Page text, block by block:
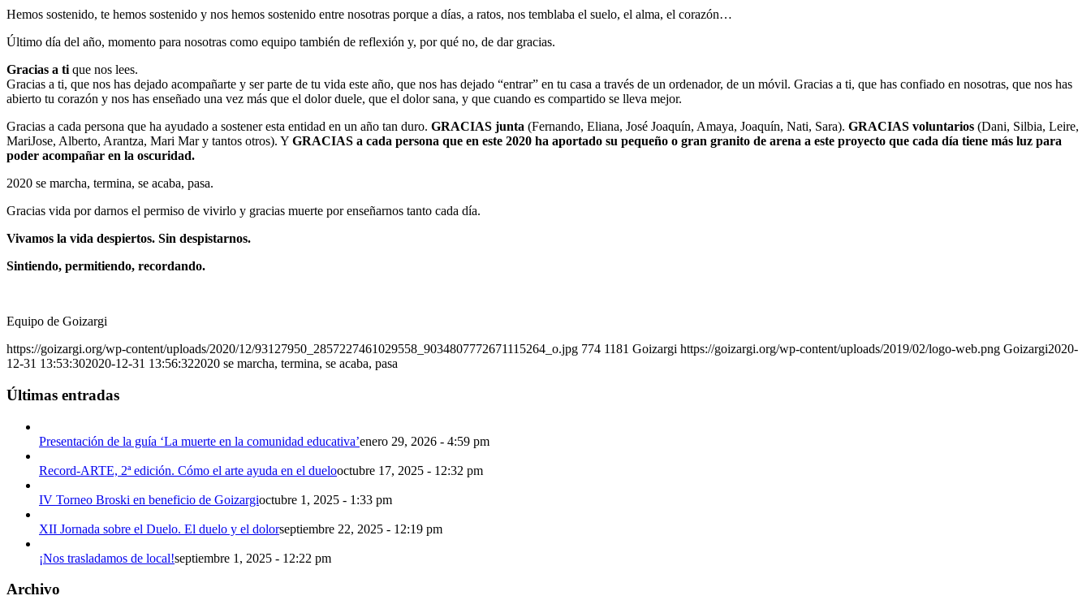
Hemos sostenido, te hemos sostenido y nos hemos sostenido entre nosotras porque a días, a ratos, nos temblaba el suelo, el alma, el corazón…
Último día del año, momento para nosotras como equipo también de reflexión y, por qué no, de dar gracias.
Gracias a ti que nos lees.
Gracias a ti, que nos has dejado acompañarte y ser parte de tu vida este año, que nos has dejado “entrar” en tu casa a través de un ordenador, de un móvil. Gracias a ti, que has confiado en nosotras, que nos has
abierto tu corazón y nos has enseñado una vez más que el dolor duele, que el dolor sana, y que cuando es compartido se lleva mejor.
Gracias a cada persona que ha ayudado a sostener esta entidad en un año tan duro. GRACIAS junta (Fernando, Eliana, José Joaquín, Amaya, Joaquín, Nati, Sara). GRACIAS voluntarios (Dani, Silbia, Leire,
MariJose, Alberto, Arantza, Mari Mar y tantos otros). Y GRACIAS a cada persona que en este 2020 ha aportado su pequeño o gran granito de arena a este proyecto que cada día tiene más luz para
poder acompañar en la oscuridad.
2020 se marcha, termina, se acaba, pasa.
Gracias vida por darnos el permiso de vivirlo y gracias muerte por enseñarnos tanto cada día.
Vivamos la vida despiertos. Sin despistarnos.
Sintiendo, permitiendo, recordando.
Equipo de Goizargi
https://goizargi.org/wp-content/uploads/2020/12/93127950_2857227461029558_9034807772671115264_o.jpg 774 1181 Goizargi https://goizargi.org/wp-content/uploads/2019/02/logo-web.png Goizargi2020-
12-31 13:53:302020-12-31 13:56:322020 se marcha, termina, se acaba, pasa
Últimas entradas
Presentación de la guía ‘La muerte en la comunidad educativa’enero 29, 2026 - 4:59 pm
Record-ARTE, 2ª edición. Cómo el arte ayuda en el duelooctubre 17, 2025 - 12:32 pm
IV Torneo Broski en beneficio de Goizargioctubre 1, 2025 - 1:33 pm
XII Jornada sobre el Duelo. El duelo y el dolorseptiembre 22, 2025 - 12:19 pm
¡Nos trasladamos de local!septiembre 1, 2025 - 12:22 pm
Archivo